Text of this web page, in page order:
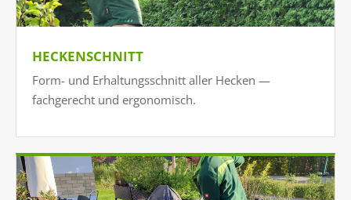
HECKENSCHNITT
Form- und Erhaltungsschnitt aller Hecken —
fachgerecht und ergonomisch.